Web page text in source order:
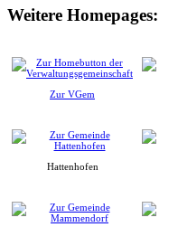
Weitere Homepages:
Zur VGem
Hattenhofen